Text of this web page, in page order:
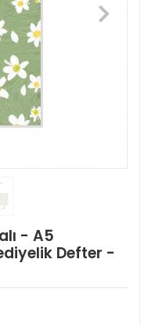
- A5
Defter -